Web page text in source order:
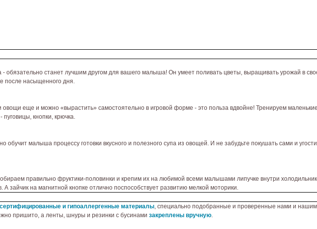
- обязательно станет лучшим другом для вашего малыша! Он умеет поливать цветы, выращивать урожай в
после насыщенного дня.
еще и можно «вырастить» самостоятельно в игровой форме - это польза вдвойне! Тренируем
кнопки, крючка.
обучит малыша процессу готовки вкусного и полезного супа из овощей. И не забудьте покушать сами и
правильно фруктики-половинки и крепим их на любимой всеми малышами липучке внутри
зайчик на магнитной кнопке отлично поспособствует развитию мелкой моторики.
и гипоаллергенные материалы, специально подобранные и проверенные нами и
пришито, а ленты, шнуры и резинки с бусинами закреплены вручную.